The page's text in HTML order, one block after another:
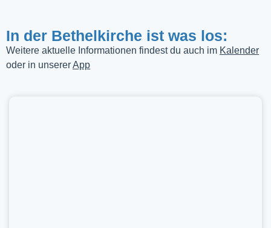
In der Bethelkirche ist was los:
Weitere aktuelle Informationen findest du auch im Kalender
oder in unsererApp